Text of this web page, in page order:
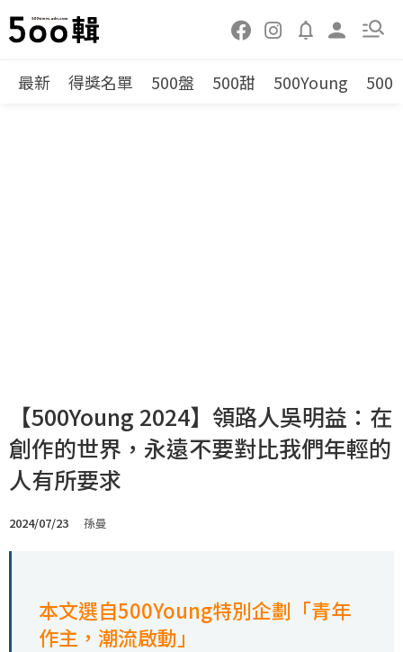
最新 得獎名單 500盤 500甜 500Young 500
【500Young 2024】領路人吳明益：在
創作的世界，永遠不要對比我們年輕的
人有所要求
2024/07/23 孫曼
本文選自500Young特別企劃「青年
作主，潮流啟動」